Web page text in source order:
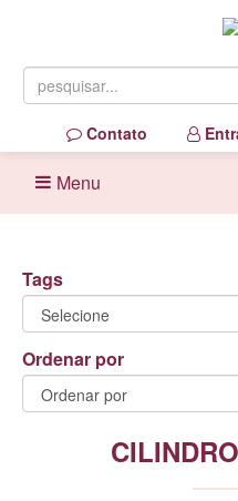
Contato
Menu
Tags
Ordenar por